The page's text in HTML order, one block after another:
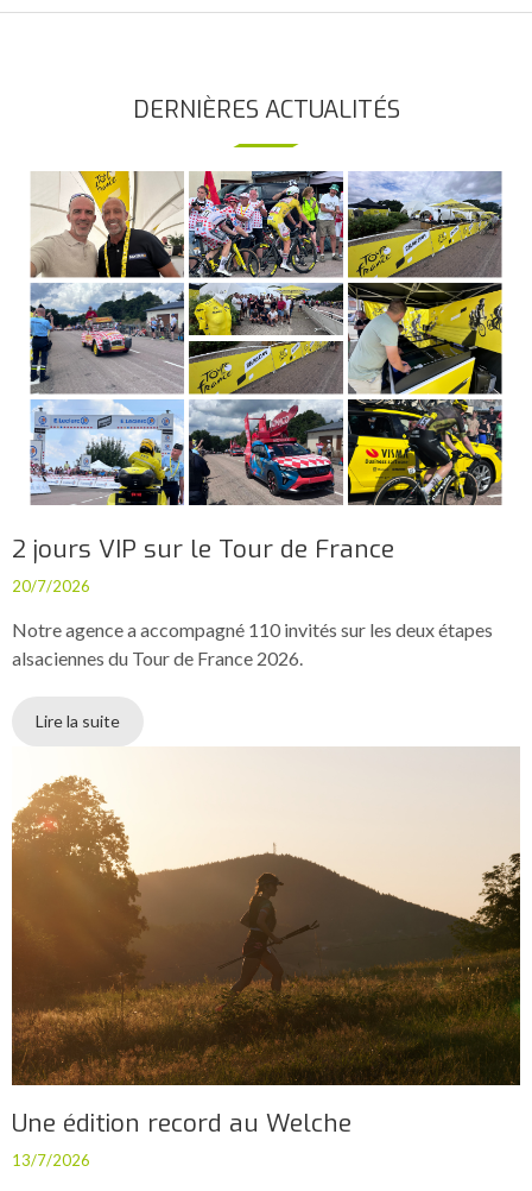
DERNIÈRES ACTUALITÉS
2 jours VIP sur le Tour de France
20/7/2026
Notre agence a accompagné 110 invités sur les deux étapes
alsaciennes du Tour de France 2026.
Lire la suite
Une édition record au Welche
13/7/2026